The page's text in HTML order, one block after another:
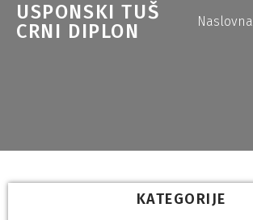
USPONSKI TUŠ
CRNI DIPLON
Naslovna
KATEGORIJE